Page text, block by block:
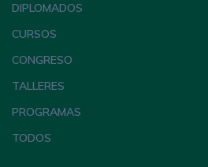
DIPLOMADOS
CURSOS
CONGRESO
TALLERES
PROGRAMAS
TODOS